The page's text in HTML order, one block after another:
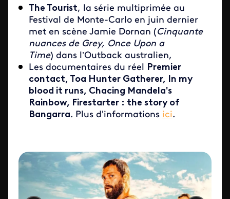
The Tourist, la série multiprimée au
Festival de Monte-Carlo en juin dernier
met en scène Jamie Dornan (Cinquante
nuances de Grey, Once Upon a
Time) dans l’Outback australien,
Les documentaires du réel Premier
contact, Toa Hunter Gatherer, In my
blood it runs, Chacing Mandela's
Rainbow, Firestarter : the story of
Bangarra. Plus d'informations ici.